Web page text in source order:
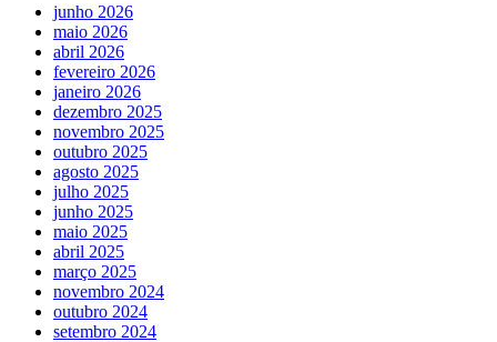
junho 2026
maio 2026
abril 2026
fevereiro 2026
janeiro 2026
dezembro 2025
novembro 2025
outubro 2025
agosto 2025
julho 2025
junho 2025
maio 2025
abril 2025
março 2025
novembro 2024
outubro 2024
setembro 2024